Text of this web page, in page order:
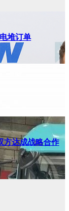
堆订单
方达成战略合作